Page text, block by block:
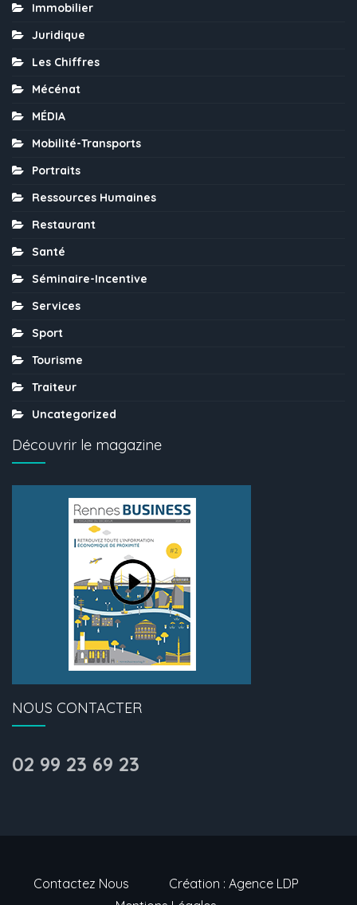
Immobilier
Juridique
Les Chiffres
Mécénat
MÉDIA
Mobilité-Transports
Portraits
Ressources Humaines
Restaurant
Santé
Séminaire-Incentive
Services
Sport
Tourisme
Traiteur
Uncategorized
Découvrir le magazine
NOUS CONTACTER
02 99 23 69 23
Contactez Nous
Création : Agence LDP